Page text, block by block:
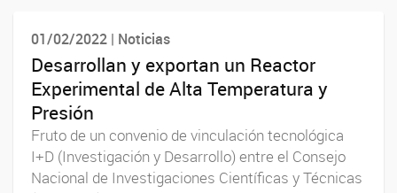
01/02/2022 | Noticias
Desarrollan y exportan un Reactor
Experimental de Alta Temperatura y
Presión
Fruto de un convenio de vinculación tecnológica
I+D (Investigación y Desarrollo) entre el Consejo
Nacional de Investigaciones Científicas y Técnicas